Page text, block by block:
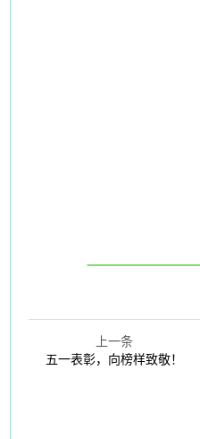
上一条
五一表彰，向榜样致敬！